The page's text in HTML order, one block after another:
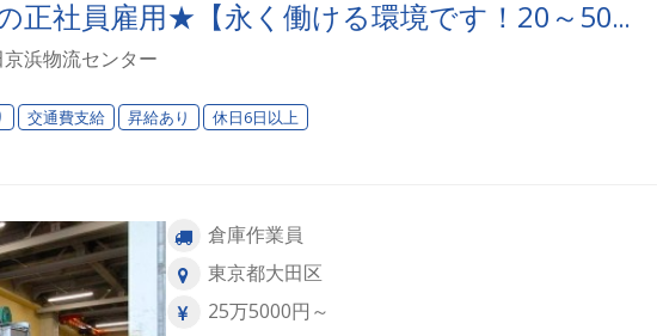
正社員雇用★【永く働ける環境です！20～50代
浜物流センター
交通費支給 昇給あり 休日6日以上
倉庫作業員
東京都大田区
25万5000円～